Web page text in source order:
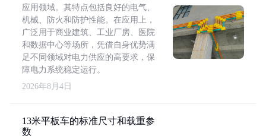
应用领域。其特点包括良好的电气、
机械、防火和防护性能。在应用上，
广泛用于商业建筑、工业厂房、医院
和数据中心等场所，凭借自身优势满
足不同领域对电力供应的高要求，保
障电力系统稳定运行。
2026年8月4日
13米平板车的标准尺寸和载重参
数